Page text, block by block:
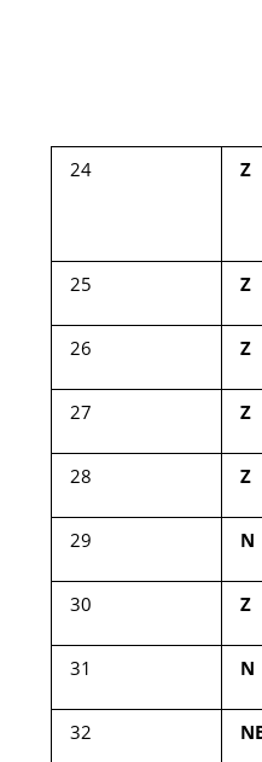
24 Z
25 Z
26 Z
27 Z
28 Z
29 N
30 Z
31 N
32